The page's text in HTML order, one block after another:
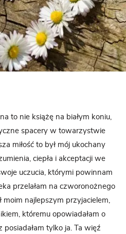
to nie książę na białym koniu,
spacery w towarzystwie
miłość to był mój ukochany
ciepła i akceptacji we
uczucia, którymi powinnam
przelałam na czworonożnego
najlepszym przyjacielem,
któremu opowiadałam o
tylko ja. Ta więź